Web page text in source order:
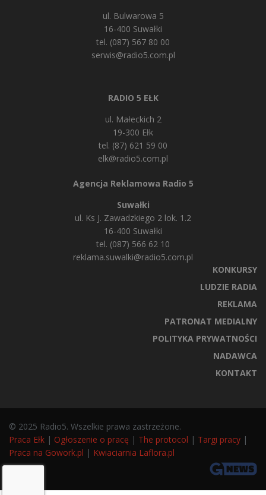
ul. Bulwarowa 5
16-400 Suwałki
tel. (087) 567 80 00
serwis@radio5.com.pl
RADIO 5 EŁK
ul. Małeckich 2
19-300 Ełk
tel. (87) 621 59 00
elk@radio5.com.pl
Agencja Reklamowa Radio 5
Suwałki
ul. Ks J. Zawadzkiego 2 lok. 1.2
16-400 Suwałki
tel. (087) 566 62 10
reklama.suwalki@radio5.com.pl
KONKURSY
LUDZIE RADIA
REKLAMA
PATRONAT MEDIALNY
POLITYKA PRYWATNOŚCI
NADAWCA
KONTAKT
© 2025 Radio5. Wszelkie prawa zastrzeżone.
Praca Ełk | Ogłoszenie o pracę | The protocol | Targi pracy |
Praca na Gowork.pl | Kwiaciarnia Laflora.pl